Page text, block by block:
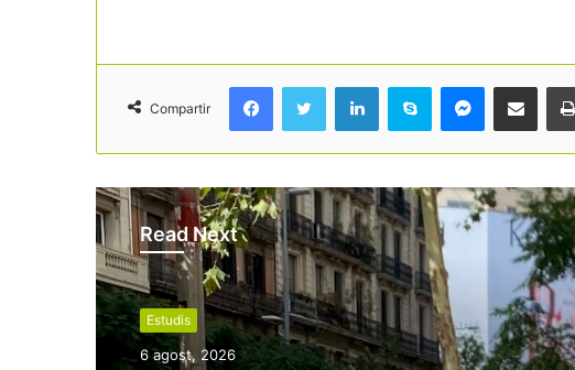
Compartir
Read Next
Estudis
6 agost, 2026